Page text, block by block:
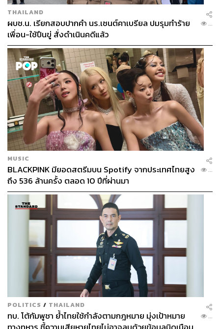
แม้ไวน์จะมีหลายฉลากหลากยี่ห้อ แต่มีเพียง 1% เท่านั้นที่
เหมาะสำหรับการสะสม ซึ่งอาจต้องใช้เวลากว่าที่ไวน์ชนิด
นั้นๆ จะสร้างผลตอบแทนที่คุ้มค่า อย่างไรก็ตาม ไวน์กลาย
เป็นสินทรัพย์ทางเลือกที่น่าสนใจมากขึ้นเรื่อยๆ เนื่องจากผล
ตอบแทนเฉลี่ย 10.6% ในช่วง 15 ปีที่ผ่านมาจากการติดตาม
ของ Liv-ex Fine Wine 1000 ซึ่งเป็นดัชนีที่ติดตามไวน์ชั้นดี
1,000 ชนิดทั่วโลก
อ้างอิง:
https://finance.yahoo.com/news/alternative-investme
nts-future-6-collectibles-210013136.html?guccounter
=1&guce_referrer=aHR0cHM6Ly93d3cuZ29vZ2xlL
mNvbS8&guce_referrer_sig=AQAAAHkufqrWvX6bvt
76bvK4gqZ7ghL_bSJ4v52CqNROSNd2Pxz99HVkq
HiTQkM8nsJF-9Z3CEkF85KbcSvFXoJq-4EzTJ2V6
SuqYKTh99NH2bnpnPfEH9sYjUXMbEpJa2k_jvW1
MYg8ciXzLTmDZGoonWgPxrlCRM8RxoiDWSiDJC
6o
https://www.businessinsider.com/personal-finance/co
llectible-investments-valuable-types
https://www.forbes.com/uk/advisor/investing/what-yo
u-need-to-know-about-alternative-investments/
THAILAND
ผบช.น. เรียกสอบปากคำ นร.เซนต์คาเบรียล ปมรุมทำร้าย
เพื่อน-ใช้ปืนขู่ สั่งดำเนินคดีแล้ว
...
MUSIC
BLACKPINK มียอดสตรีมบน Spotify จากประเทศไทยสูง
ถึง 536 ล้านครั้ง ตลอด 10 ปีที่ผ่านมา
...
POLITICS / THAILAND
ทบ. โต้กัมพูชา ย้ำไทยใช้กำลังตามกฎหมาย มุ่งเป้าหมาย
...